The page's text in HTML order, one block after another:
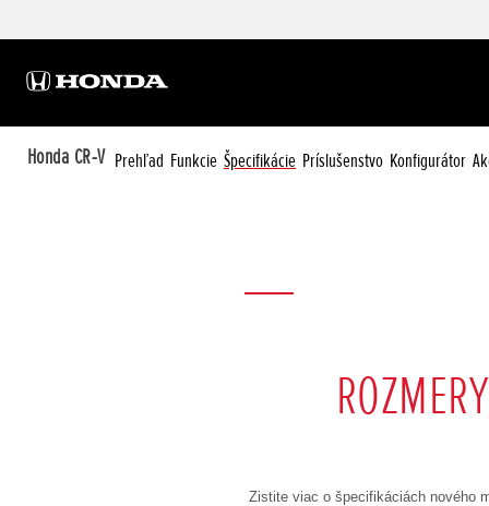
Honda CR-V Prehľad Funkcie Špecifikácie Príslušenstvo Konfigurátor
Zistite viac o špecifikáciách nového